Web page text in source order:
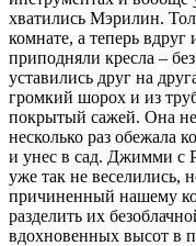
хватились Мэрилин.
комнате, а теперь
приподняли кресла –
уставились друг на
громкий шорох и из
покрытый сажей. Она не
несколько раз обежала
и унес в сад. Джимми с
уже так не веселились,
причиненный нашему
разделить их
вдохновенных высот в